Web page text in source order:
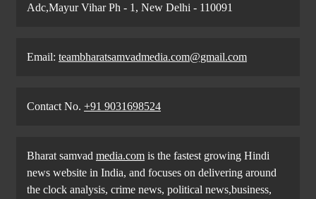
Adc,Mayur Vihar Ph - 1, New Delhi - 110091
Email: teambharatsamvadmedia.com@gmail.com
Contact No. ‪ +91 9031698524
Bharat samvad media.com is the fastest growing Hindi
news website in India, and focuses on delivering around
the clock analysis, crime news, political news,business,